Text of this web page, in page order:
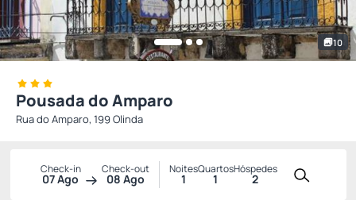
10
Pousada do Amparo
Rua do Amparo, 199 Olinda
Check-in
07 Ago
Check-out
08 Ago
Noites
1
Quartos
1
Hóspedes
2